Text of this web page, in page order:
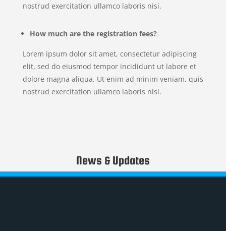
nostrud exercitation ullamco laboris nisi.
How much are the registration fees?
Lorem ipsum dolor sit amet, consectetur adipiscing
elit, sed do eiusmod tempor incididunt ut labore et
dolore magna aliqua. Ut enim ad minim veniam, quis
nostrud exercitation ullamco laboris nisi.
News & Updates